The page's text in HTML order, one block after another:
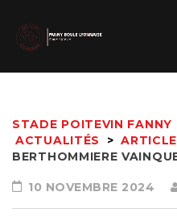
STADE POITEVIN FANNY
ACTUALITÉS
> ARTICLE
BERTHOMMIERE
10 NOVEMBRE 2024